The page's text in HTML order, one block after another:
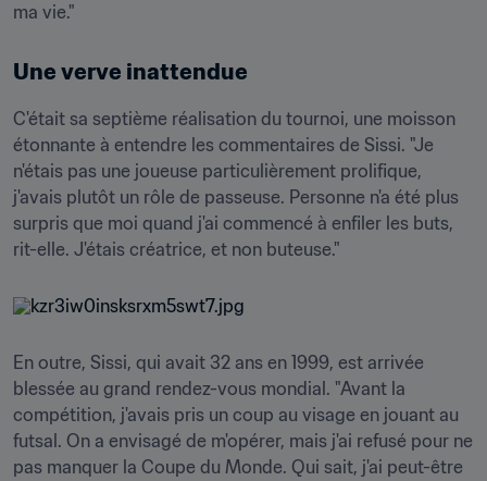
ma vie."
Une verve inattendue
C'était sa septième réalisation du tournoi, une moisson
étonnante à entendre les commentaires de Sissi. "Je
n'étais pas une joueuse particulièrement prolifique,
j'avais plutôt un rôle de passeuse. Personne n'a été plus
surpris que moi quand j'ai commencé à enfiler les buts,
rit-elle. J'étais créatrice, et non buteuse."
En outre, Sissi, qui avait 32 ans en 1999, est arrivée
blessée au grand rendez-vous mondial. "Avant la
compétition, j'avais pris un coup au visage en jouant au
futsal. On a envisagé de m'opérer, mais j'ai refusé pour ne
pas manquer la Coupe du Monde. Qui sait, j'ai peut-être